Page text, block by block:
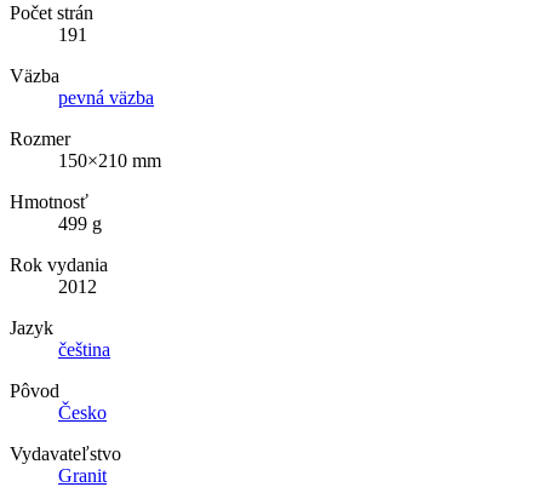
Počet strán
191
Väzba
pevná väzba
Rozmer
150×210 mm
Hmotnosť
499 g
Rok vydania
2012
Jazyk
čeština
Pôvod
Česko
Vydavateľstvo
Granit